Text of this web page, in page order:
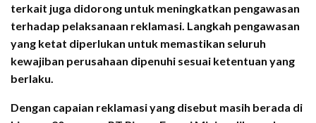
terkait juga didorong untuk meningkatkan pengawasan
terhadap pelaksanaan reklamasi. Langkah pengawasan
yang ketat diperlukan untuk memastikan seluruh
kewajiban perusahaan dipenuhi sesuai ketentuan yang
berlaku.
Dengan capaian reklamasi yang disebut masih berada di